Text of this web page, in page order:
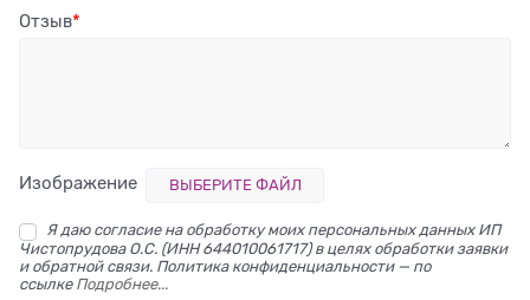
Отзыв
Изображение ВЫБЕРИТЕ ФАЙЛ
Я даю согласие на обработку моих персональных данных ИП
Чистопрудова О.С. (ИНН 644010061717) в целях обработки заявки
и обратной связи. Политика конфиденциальности — по
ссылке Подробнее...